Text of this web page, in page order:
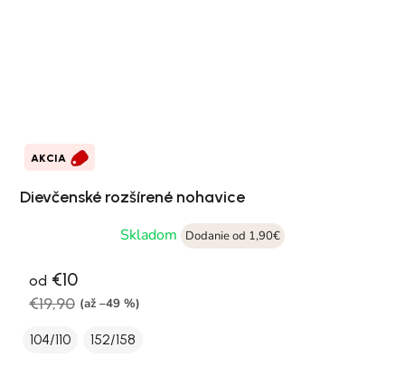
AKCIA
Dievčenské rozšírené nohavice
Skladom
Dodanie od 1,90€
od €10
€19,90 (až –49 %)
104/110 152/158